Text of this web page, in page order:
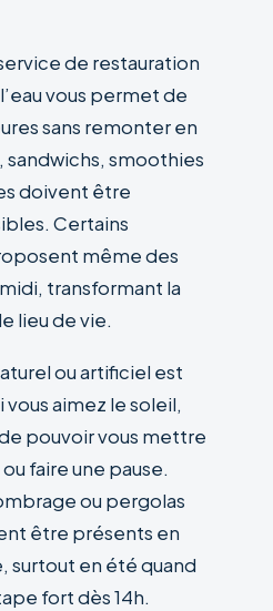
de restauration
vous permet de
sans remonter en
sandwichs, smoothies
doivent être
Certains
même des
transformant la
lieu de vie.
ou artificiel est
aimez le soleil,
pouvoir vous mettre
faire une pause.
ou pergolas
être présents en
surtout en été quand
fort dès 14h.